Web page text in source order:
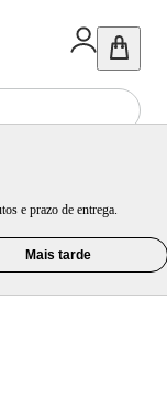
e prazo de entrega.
Mais tarde